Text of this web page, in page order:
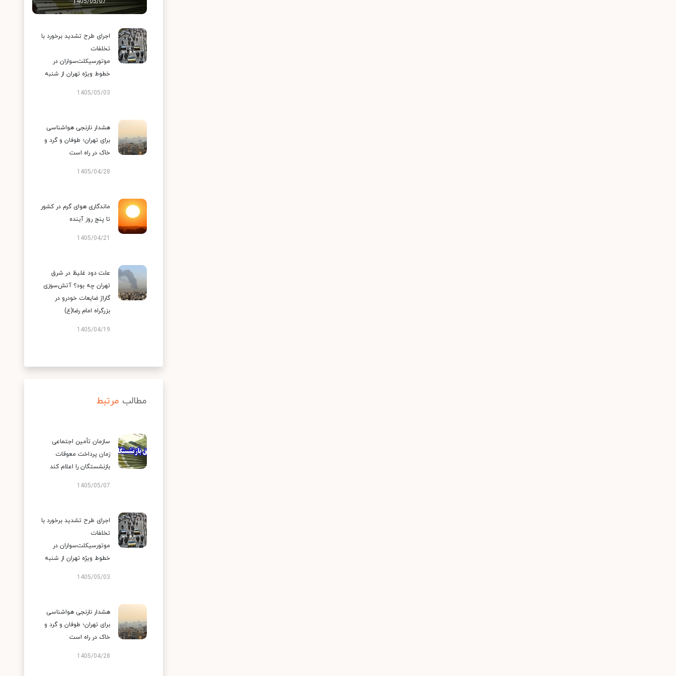
اجرای طرح تشدید برخورد با
تخلفات
موتورسیکلت‌سواران در
خطوط ویژه تهران از شنبه
1405/05/03
هشدار نارنجی هواشناسی
برای تهران؛ طوفان و گرد و
خاک در راه است
1405/04/28
ماندگاری هوای گرم در کشور
تا پنج روز آینده
1405/04/21
علت دود غلیظ در شرق
تهران چه بود؟ آتش‌سوزی
گاراژ ضایعات خودرو در
بزرگراه امام رضا(ع)
1405/04/19
مطالب مرتبط
سازمان تأمین اجتماعی
زمان پرداخت معوقات
بازنشستگان را اعلام کند
1405/05/07
اجرای طرح تشدید برخورد با
تخلفات
موتورسیکلت‌سواران در
خطوط ویژه تهران از شنبه
1405/05/03
هشدار نارنجی هواشناسی
برای تهران؛ طوفان و گرد و
خاک در راه است
1405/04/28